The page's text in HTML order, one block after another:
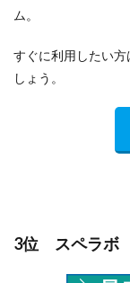
ム。
すぐに利用したい
しょう。
3位 スペラボ